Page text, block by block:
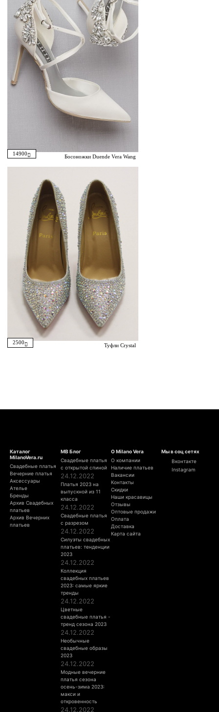
14900 Босоножки Duende Vera Wang
2500 Туфли Crystal
Каталог
MilanoVera.ru
Свадебные платья
Вечерние платья
Аксессуары
Ателье
Бренды
Архив Свадебных
платьев
Архив Вечерних
платьев
МВ Блог
Свадебные платья
с открытой спиной
24.12.2022
Платья 2023 на
выпускной из 11
класса
24.12.2022
Свадебные платья
с разрезом
24.12.2022
Силуэты свадебных
платьев: тенденции
2023
24.12.2022
Коллекция
свадебных платьев
2023: самые яркие
тренды
24.12.2022
Цветные
свадебные платья -
тренд сезона 2023
24.12.2022
Необычные
свадебные образы
2023
24.12.2022
Модные вечерние
платья сезона
осень-зима 2023:
макси и
откровенность
24.12.2022
О Milano Vera
О компании
Наличие платьев
Вакансии
Контакты
Скидки
Наши красавицы
Отзывы
Оптовые продажи
Оплата
Доставка
Карта сайта
Мы в соц сетях
Вконтакте
Instagram